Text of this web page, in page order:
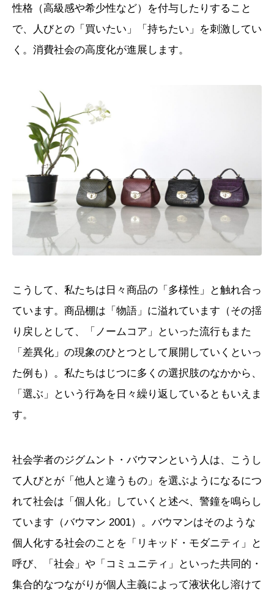
性格（高級感や希少性など）を付与したりすること
で、人びとの「買いたい」「持ちたい」を刺激してい
く。消費社会の高度化が進展します。
こうして、私たちは日々商品の「多様性」と触れ合っ
ています。商品棚は「物語」に溢れています（その揺
り戻しとして、「ノームコア」といった流行もまた
「差異化」の現象のひとつとして展開していくといっ
た例も）。私たちはじつに多くの選択肢のなかから、
「選ぶ」という行為を日々繰り返しているともいえま
す。
社会学者のジグムント・バウマンという人は、こうし
て人びとが「他人と違うもの」を選ぶようになるにつ
れて社会は「個人化」していくと述べ、警鐘を鳴らし
ています（バウマン 2001）。バウマンはそのような
個人化する社会のことを「リキッド・モダニティ」と
呼び、「社会」や「コミュニティ」といった共同的・
集合的なつながりが個人主義によって液状化し溶けて